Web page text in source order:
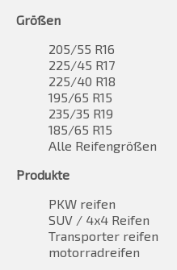
Größen
205/55 R16
225/45 R17
225/40 R18
195/65 R15
235/35 R19
185/65 R15
Alle Reifengrößen
Produkte
PKW reifen
SUV / 4x4 Reifen
Transporter reifen
motorradreifen